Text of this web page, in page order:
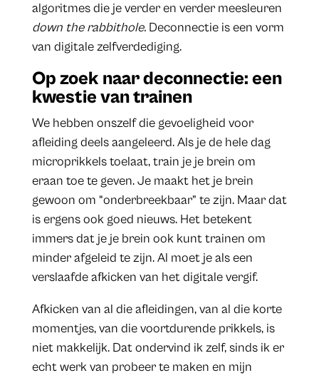
algoritmes die je verder en verder meesleuren
down the rabbithole. Deconnectie is een vorm
van digitale zelfverdediging.
Op zoek naar deconnectie: een
kwestie van trainen
We hebben onszelf die gevoeligheid voor
afleiding deels aangeleerd. Als je de hele dag
microprikkels toelaat, train je je brein om
eraan toe te geven. Je maakt het je brein
gewoon om “onderbreekbaar” te zijn. Maar dat
is ergens ook goed nieuws. Het betekent
immers dat je je brein ook kunt trainen om
minder afgeleid te zijn. Al moet je als een
verslaafde afkicken van het digitale vergif.
Afkicken van al die afleidingen, van al die korte
momentjes, van die voortdurende prikkels, is
niet makkelijk. Dat ondervind ik zelf, sinds ik er
echt werk van probeer te maken en mijn